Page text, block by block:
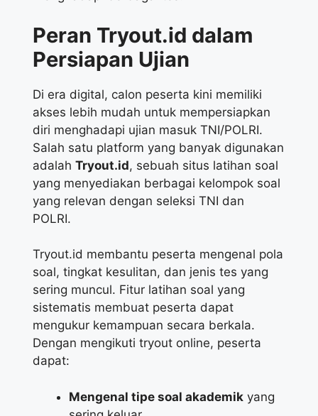
Peran Tryout.id dalam
Persiapan Ujian
Di era digital, calon peserta kini memiliki
akses lebih mudah untuk mempersiapkan
diri menghadapi ujian masuk TNI/POLRI.
Salah satu platform yang banyak digunakan
adalah Tryout.id, sebuah situs latihan soal
yang menyediakan berbagai kelompok soal
yang relevan dengan seleksi TNI dan
POLRI.
Tryout.id membantu peserta mengenal pola
soal, tingkat kesulitan, dan jenis tes yang
sering muncul. Fitur latihan soal yang
sistematis membuat peserta dapat
mengukur kemampuan secara berkala.
Dengan mengikuti tryout online, peserta
dapat:
Mengenal tipe soal akademik yang